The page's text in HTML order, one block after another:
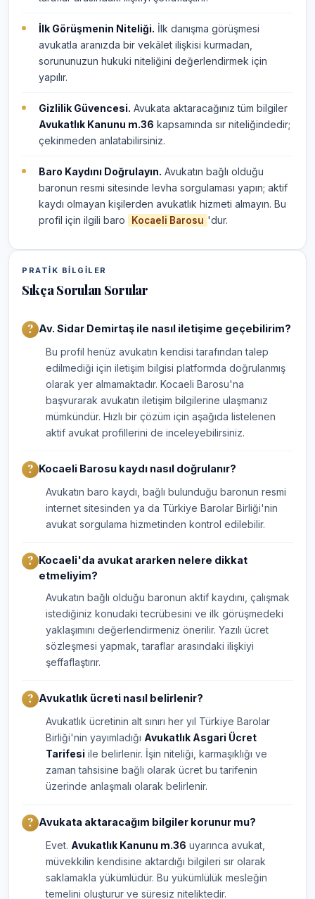
İlk Görüşmenin Niteliği. İlk danışma görüşmesi
avukatla aranızda bir vekâlet ilişkisi kurmadan,
sorununuzun hukuki niteliğini değerlendirmek için
yapılır.
Gizlilik Güvencesi. Avukata aktaracağınız tüm bilgiler
Avukatlık Kanunu m.36 kapsamında sır niteliğindedir;
çekinmeden anlatabilirsiniz.
Baro Kaydını Doğrulayın. Avukatın bağlı olduğu
baronun resmi sitesinde levha sorgulaması yapın; aktif
kaydı olmayan kişilerden avukatlık hizmeti almayın. Bu
profil için ilgili baro
Kocaeli Barosu 'dur.
PRATIK BILGILER
Sıkça Sorulan Sorular
Av. Sidar Demirtaş ile nasıl iletişime geçebilirim?
Bu profil henüz avukatın kendisi tarafından talep
edilmediği için iletişim bilgisi platformda doğrulanmış
olarak yer almamaktadır. Kocaeli Barosu'na
başvurarak avukatın iletişim bilgilerine ulaşmanız
mümkündür. Hızlı bir çözüm için aşağıda listelenen
aktif avukat profillerini de inceleyebilirsiniz.
Kocaeli Barosu kaydı nasıl doğrulanır?
Avukatın baro kaydı, bağlı bulunduğu baronun resmi
internet sitesinden ya da Türkiye Barolar Birliği'nin
avukat sorgulama hizmetinden kontrol edilebilir.
Kocaeli'da avukat ararken nelere dikkat
etmeliyim?
Avukatın bağlı olduğu baronun aktif kaydını, çalışmak
istediğiniz konudaki tecrübesini ve ilk görüşmedeki
yaklaşımını değerlendirmeniz önerilir. Yazılı ücret
sözleşmesi yapmak, taraflar arasındaki ilişkiyi
şeffaflaştırır.
Avukatlık ücreti nasıl belirlenir?
Avukatlık ücretinin alt sınırı her yıl Türkiye Barolar
Birliği'nin yayımladığı Avukatlık Asgari Ücret
Tarifesi ile belirlenir. İşin niteliği, karmaşıklığı ve
zaman tahsisine bağlı olarak ücret bu tarifenin
üzerinde anlaşmalı olarak belirlenir.
Avukata aktaracağım bilgiler korunur mu?
Evet. Avukatlık Kanunu m.36 uyarınca avukat,
müvekkilin kendisine aktardığı bilgileri sır olarak
saklamakla yükümlüdür. Bu yükümlülük mesleğin
temelini oluşturur ve süresiz niteliktedir.